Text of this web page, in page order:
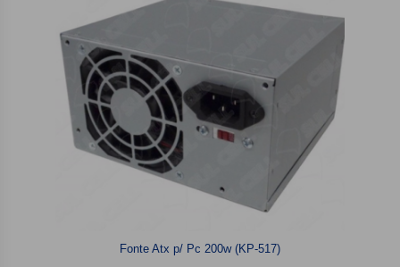
Fonte Atx p/ Pc 200w (KP-517)